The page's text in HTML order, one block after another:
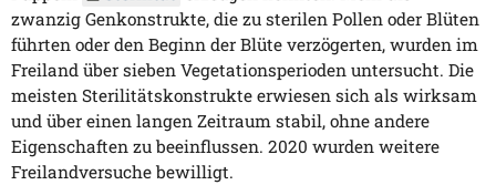
zwanzig Genkonstrukte, die zu sterilen Pollen oder Blüten
führten oder den Beginn der Blüte verzögerten, wurden im
Freiland über sieben Vegetationsperioden untersucht. Die
meisten Sterilitätskonstrukte erwiesen sich als wirksam
und über einen langen Zeitraum stabil, ohne andere
Eigenschaften zu beeinflussen. 2020 wurden weitere
Freilandversuche bewilligt.